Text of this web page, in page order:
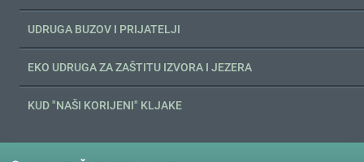
UDRUGA BUZOV I PRIJATELJI
EKO UDRUGA ZA ZAŠTITU IZVORA I JEZERA
KUD "NAŠI KORIJENI" KLJAKE